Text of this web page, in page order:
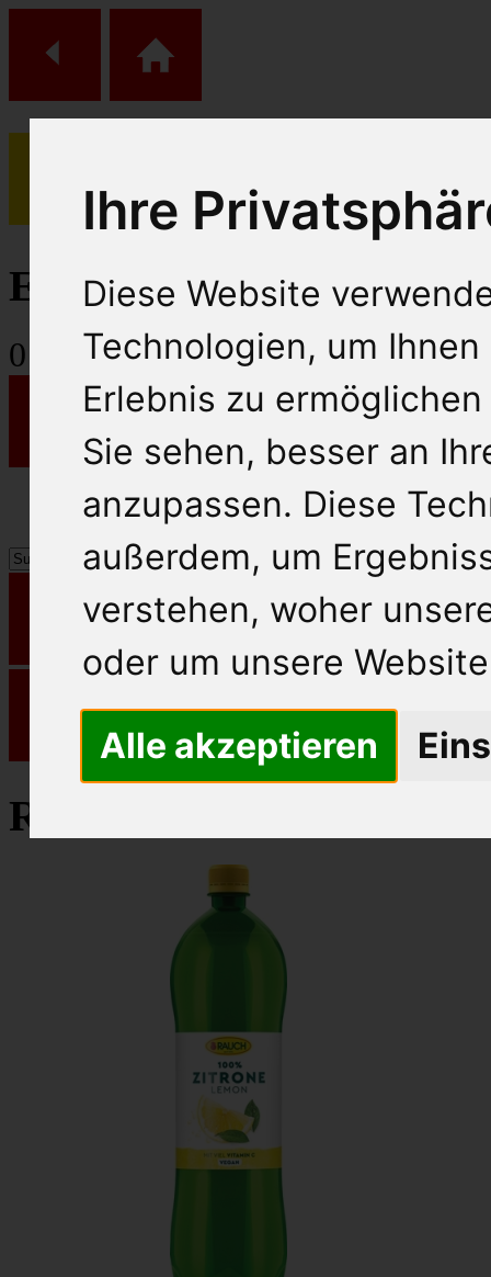
Ihre
Diese Website
Technologien, um
Erlebnis zu
Sie sehen, besser an
anzupassen. Diese
außerdem, um
verstehen, woher
oder um unsere
Alle akzeptieren
(0)
Einkaufs Wagen
0 Artikel
Rauch